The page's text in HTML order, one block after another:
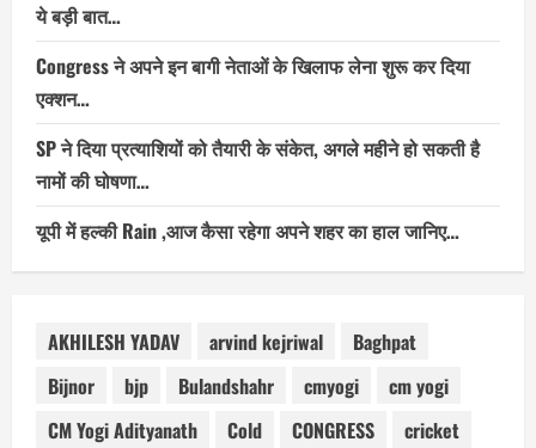
ये बड़ी बात…
Congress ने अपने इन बागी नेताओं के खिलाफ लेना शुरू कर दिया
एक्शन…
SP ने दिया प्रत्याशियों को तैयारी के संकेत, अगले महीने हो सकती है
नामों की घोषणा…
यूपी में हल्की Rain ,आज कैसा रहेगा अपने शहर का हाल जानिए…
AKHILESH YADAV arvind kejriwal
Baghpat
Bijnor
bjp Bulandshahr cmyogi
cm yogi
CM Yogi Adityanath
Cold CONGRESS
cricket